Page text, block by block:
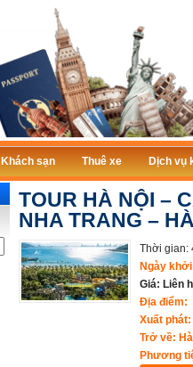
Khách sạn Thuê xe Dịch vụ
TOUR HÀ NỘI –
NHA TRANG –
Thời gian:
Ngày
Giá: Liên
Địa điểm:
Xuất
Trở về:
Phương